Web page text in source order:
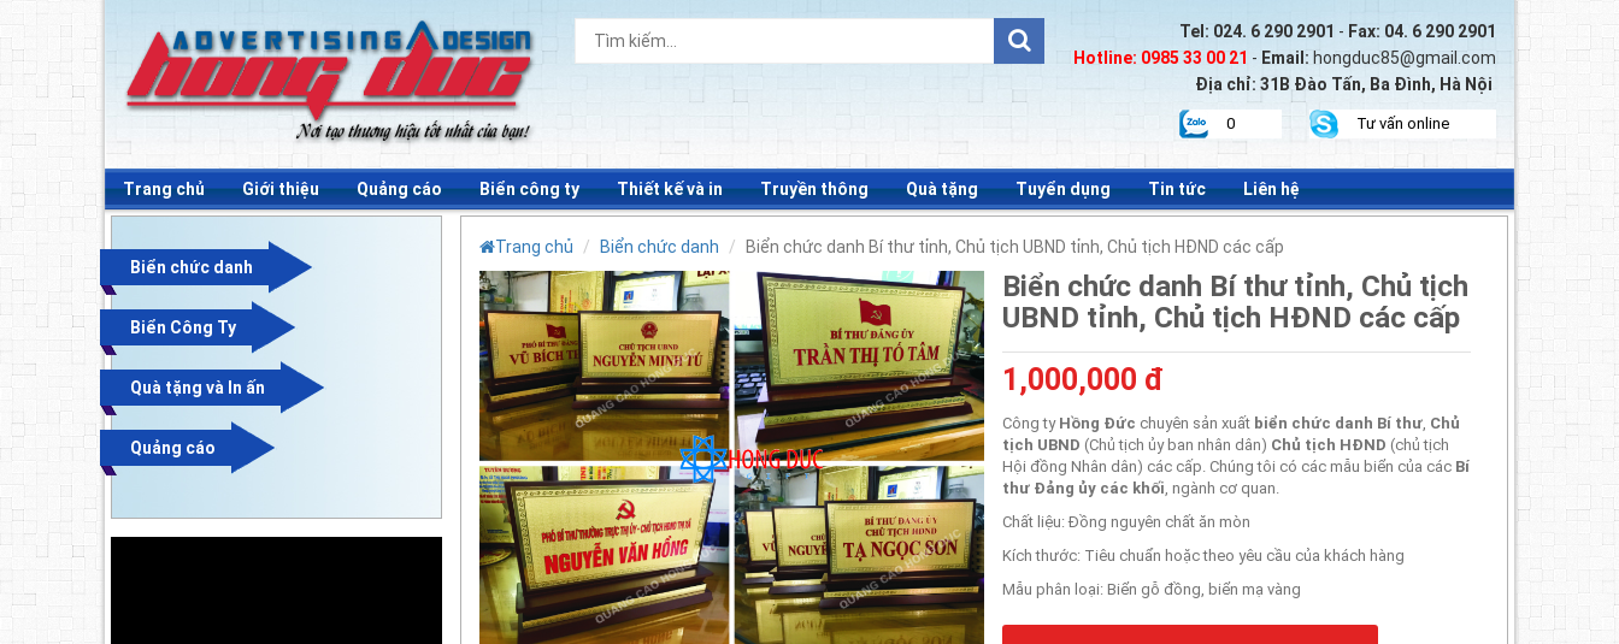
Tel: 024. 6 290 2901 - Fax: 04. 6 290 2901
Hotline: 0985 33 00 21 - Email: hongduc85@gmail.com
Địa chỉ: 31B Đào Tấn, Ba Đình, Hà Nội
0 Tư vấn online
Trang chủ Giới thiệu Quảng cáo Biển công ty Thiết kế và in Truyền thông Quà tặng Tuyển dụng Tin tức Liên hệ
Biển chức danh
Biển Công Ty
Quà tặng và In ấn
Quảng cáo
Trang chủ Biển chức danh Biển chức danh Bí thư tỉnh, Chủ tịch UBND tỉnh, Chủ tịch HĐND các cấp
Biển chức danh Bí thư tỉnh, Chủ tịch
UBND tỉnh, Chủ tịch HĐND các cấp
1,000,000 đ
Công ty Hồng Đức chuyên sản xuất biển chức danh Bí thư, Chủ
tịch UBND (Chủ tịch ủy ban nhân dân) Chủ tịch HĐND (chủ tịch
Hội đồng Nhân dân) các cấp. Chúng tôi có các mẫu biển của các Bí
thư Đảng ủy các khối, ngành cơ quan.
Chất liệu: Đồng nguyên chất ăn mòn
Kích thước: Tiêu chuẩn hoặc theo yêu cầu của khách hàng
Mẫu phân loại: Biển gỗ đồng, biển mạ vàng